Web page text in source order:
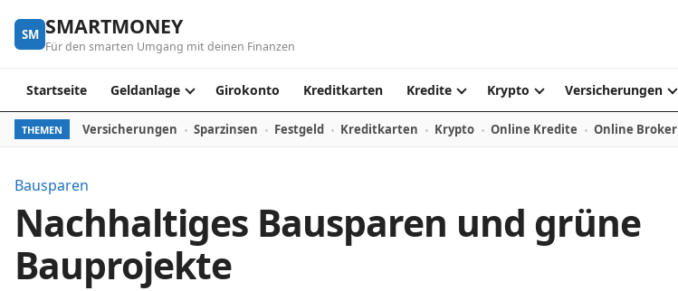
SM SMARTMONEY
Für den smarten Umgang mit deinen Finanzen
Startseite Geldanlage Girokonto Kreditkarten Kredite Krypto Versicherungen
THEMEN Versicherungen Sparzinsen Festgeld Kreditkarten Krypto Online Kredite Online Broker
Bausparen
Nachhaltiges Bausparen und grüne
Bauprojekte